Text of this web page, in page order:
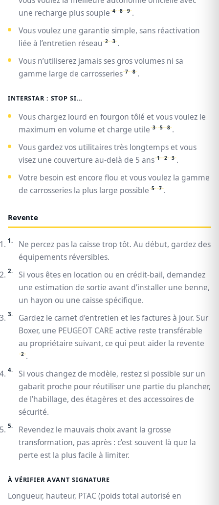
une recharge plus souple 4 8 9 .
Vous voulez une garantie simple, sans réactivation
liée à l’entretien réseau 2 3 .
Vous n’utiliserez jamais ses gros volumes ni sa
gamme large de carrosseries 7 8 .
INTERSTAR : STOP SI…
Vous chargez lourd en fourgon tôlé et vous voulez le
maximum en volume et charge utile 3 5 8 .
Vous gardez vos utilitaires très longtemps et vous
visez une couverture au-delà de 5 ans 1 2 3 .
Votre besoin est encore flou et vous voulez la gamme
de carrosseries la plus large possible 5 7 .
Revente
Ne percez pas la caisse trop tôt. Au début, gardez des
équipements réversibles.
Si vous êtes en location ou en crédit-bail, demandez
une estimation de sortie avant d’installer une benne,
un hayon ou une caisse spécifique.
Gardez le carnet d’entretien et les factures à jour. Sur
Boxer, une PEUGEOT CARE active reste transférable
au propriétaire suivant, ce qui peut aider la revente
2 .
Si vous changez de modèle, restez si possible sur un
gabarit proche pour réutiliser une partie du plancher,
de l’habillage, des étagères et des accessoires de
sécurité.
Revendez le mauvais choix avant la grosse
transformation, pas après : c’est souvent là que la
perte est la plus facile à limiter.
À VÉRIFIER AVANT SIGNATURE
Longueur, hauteur, PTAC (poids total autorisé en